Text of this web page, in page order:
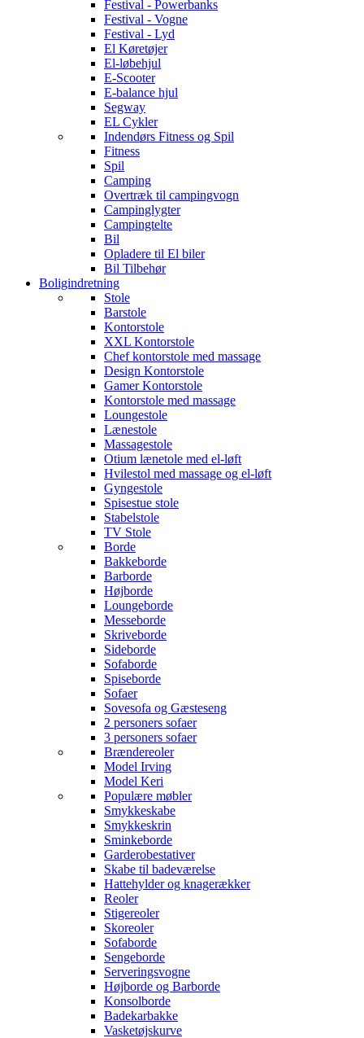
Festival - Powerbanks
Festival - Vogne
Festival - Lyd
El Køretøjer
El-løbehjul
E-Scooter
E-balance hjul
Segway
EL Cykler
Indendørs Fitness og Spil
Fitness
Spil
Camping
Overtræk til campingvogn
Campinglygter
Campingtelte
Bil
Opladere til El biler
Bil Tilbehør
Boligindretning
Stole
Barstole
Kontorstole
XXL Kontorstole
Chef kontorstole med massage
Design Kontorstole
Gamer Kontorstole
Kontorstole med massage
Loungestole
Lænestole
Massagestole
Otium lænetole med el-løft
Hvilestol med massage og el-løft
Gyngestole
Spisestue stole
Stabelstole
TV Stole
Borde
Bakkeborde
Barborde
Højborde
Loungeborde
Messeborde
Skriveborde
Sideborde
Sofaborde
Spiseborde
Sofaer
Sovesofa og Gæsteseng
2 personers sofaer
3 personers sofaer
Brændereoler
Model Irving
Model Keri
Populære møbler
Smykkeskabe
Smykkeskrin
Sminkeborde
Garderobestativer
Skabe til badeværelse
Hattehylder og knagerækker
Reoler
Stigereoler
Skoreoler
Sofaborde
Sengeborde
Serveringsvogne
Højborde og Barborde
Konsolborde
Badekarbakke
Vasketøjskurve